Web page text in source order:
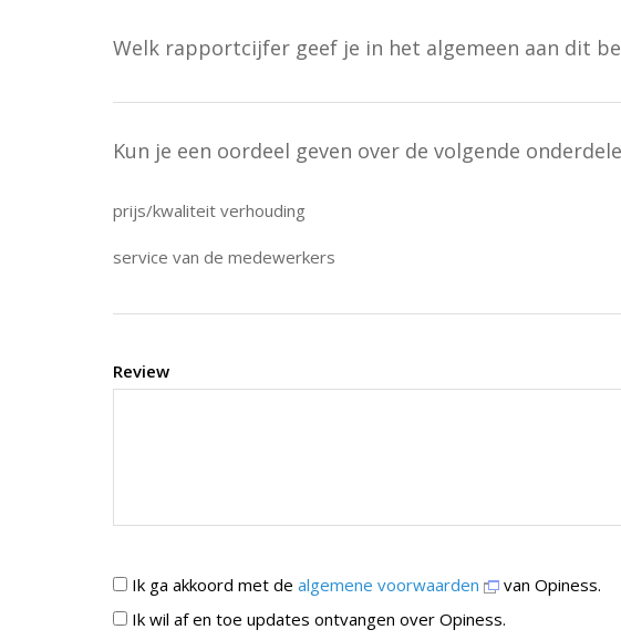
Welk rapportcijfer geef je in het algemeen aan dit
Kun je een oordeel geven over de volgende
prijs/kwaliteit verhouding
service van de medewerkers
Review
Ik ga akkoord met de algemene voorwaarden
van Opiness.
Ik wil af en toe updates ontvangen over Opiness.